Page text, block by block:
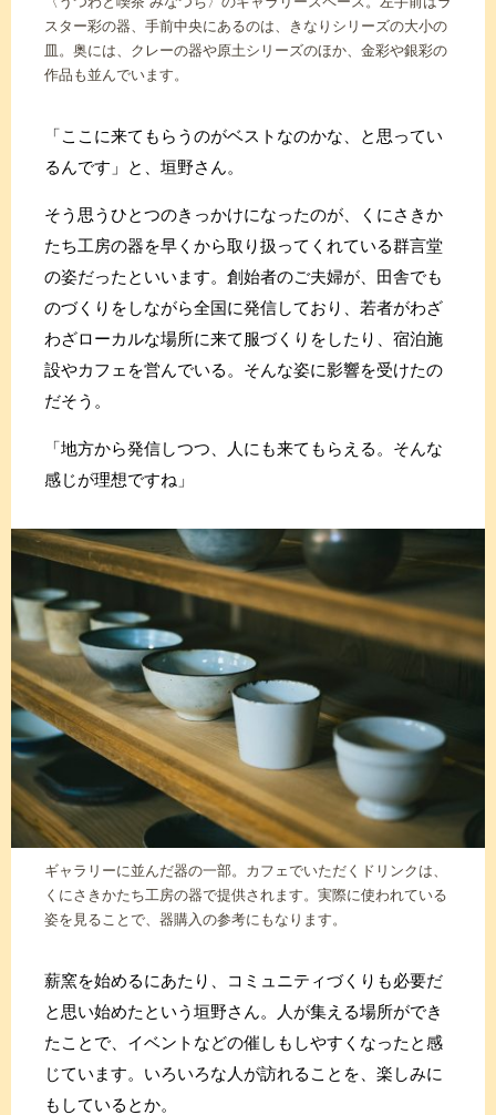
スター彩の器、手前中央にあるのは、きなりシリーズの大小の
皿。奥には、クレーの器や原土シリーズのほか、金彩や銀彩の
作品も並んでいます。
「ここに来てもらうのがベストなのかな、と思ってい
るんです」と、垣野さん。
そう思うひとつのきっかけになったのが、くにさきか
たち工房の器を早くから取り扱ってくれている群言堂
の姿だったといいます。創始者のご夫婦が、田舎でも
のづくりをしながら全国に発信しており、若者がわざ
わざローカルな場所に来て服づくりをしたり、宿泊施
設やカフェを営んでいる。そんな姿に影響を受けたの
だそう。
「地方から発信しつつ、人にも来てもらえる。そんな
感じが理想ですね」
ギャラリーに並んだ器の一部。カフェでいただくドリンクは、
くにさきかたち工房の器で提供されます。実際に使われている
姿を見ることで、器購入の参考にもなります。
薪窯を始めるにあたり、コミュニティづくりも必要だ
と思い始めたという垣野さん。人が集える場所ができ
たことで、イベントなどの催しもしやすくなったと感
じています。いろいろな人が訪れることを、楽しみに
もしているとか。